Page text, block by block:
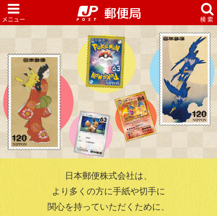
日本郵便株式会社は、
より多くの方に手紙や切手に
関心を持っていただくために、